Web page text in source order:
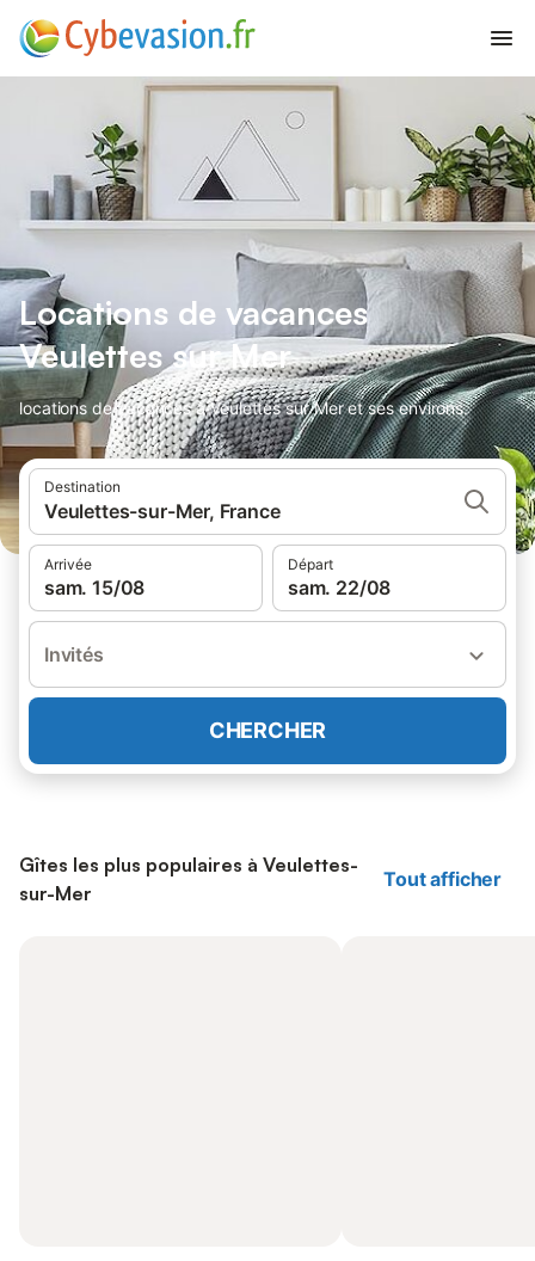
Locations de vacances
Veulettes sur Mer
locations de vacances à Veulettes sur Mer et ses environs.
Destination
Veulettes-sur-Mer, France
Arrivée
sam. 15/08
Départ
sam. 22/08
Invités
CHERCHER
Gîtes les plus populaires à Veulettes-
sur-Mer
Tout afficher